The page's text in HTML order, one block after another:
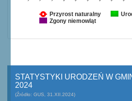
Przyrost naturalny
Zgony niemowląt
STATYSTYKI URODZEŃ W
2024
(Źródło: GUS, 31.XII.2024)